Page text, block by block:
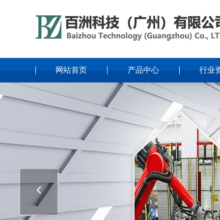
网站首页 产品中心 行业